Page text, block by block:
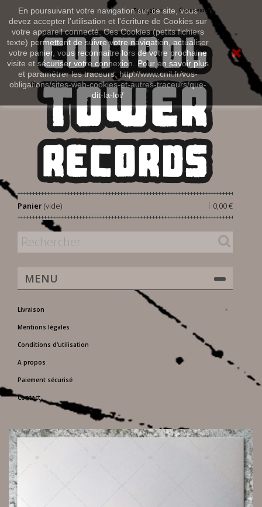
En poursuivant votre navigation sur ce site, vous
devez accepter l’utilisation et l'écriture de Cookies sur
votre appareil connecté. Ces Cookies (petits fichiers
texte) permettent de suivre votre navigation, actualiser
votre panier, vous reconnaitre lors de votre prochaine
visite et sécuriser votre connexion. Pour en savoir plus
et paramétrer les traceurs: http://www.cnil.fr/vos-
obligations/sites-web-cookies-et-autres-traceurs/que-
dit-la-loi/
Connexion
Français
Panier 0,00 €
|
(vide)
MENU
Livraison
Mentions légales
Conditions d'utilisation
A propos
Paiement sécurisé
Contact